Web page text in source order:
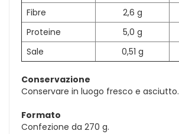
Fibre
2,6 g
Proteine
5,0 g
Sale
0,51 g
Conservazione
Conservare in luogo fresco e asciutto.
Formato
Confezione da 270 g.